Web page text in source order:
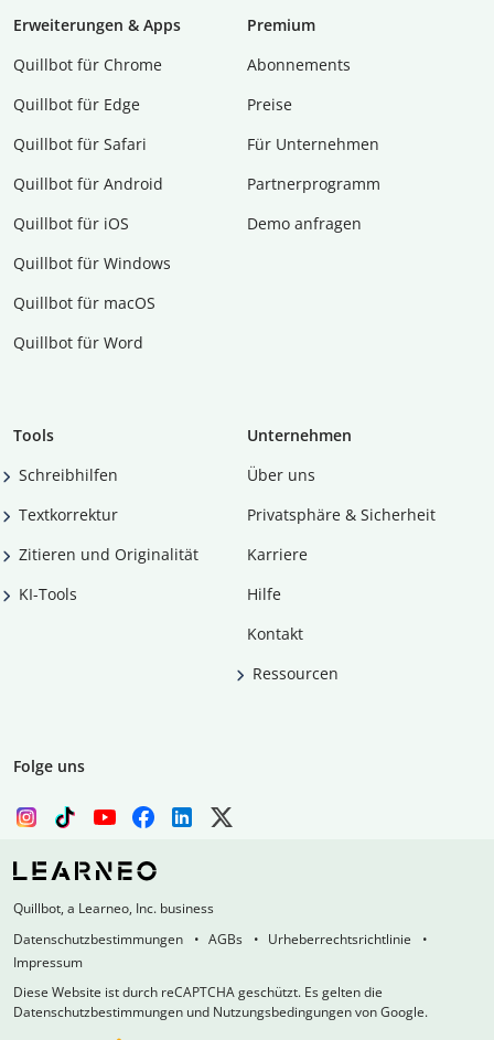
Erweiterungen & Apps
Quillbot für Chrome
Quillbot für Edge
Quillbot für Safari
Quillbot für Android
Quillbot für iOS
Quillbot für Windows
Quillbot für macOS
Quillbot für Word
Premium
Abon­ne­ments
Preise
Für Unternehmen
Partnerprogramm
Demo anfragen
Tools
Schreibhilfen
Textkorrektur
Zitieren und Originalität
KI-Tools
Unternehmen
Über uns
Privatsphäre & Sicherheit
Karriere
Hilfe
Kontakt
Ressourcen
Folge uns
Quillbot, a Learneo, Inc. business
Datenschutzbestimmungen
AGBs
Urheberrechtsrichtlinie
Impressum
Diese Website ist durch reCAPTCHA geschützt. Es gelten die
Datenschutzbestimmungen und Nutzungsbedingungen von Google.